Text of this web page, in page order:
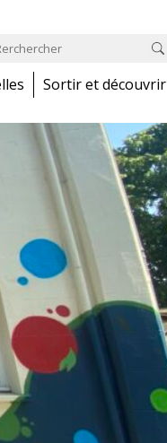
Sortir et découvrir